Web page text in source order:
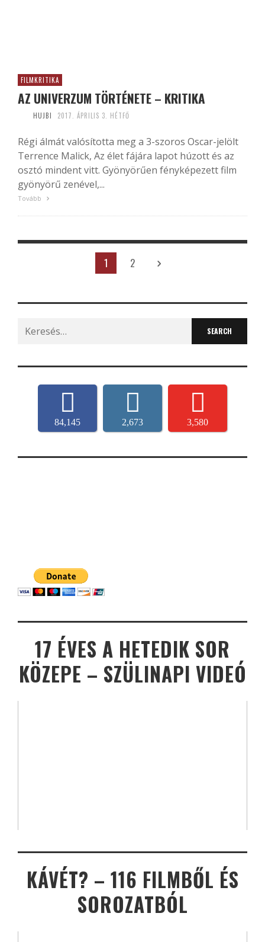
FILMKRITIKA
AZ UNIVERZUM TÖRTÉNETE – KRITIKA
HUJBI 2017. ÁPRILIS 3. HÉTFŐ
Régi álmát valósította meg a 3-szoros Oscar-jelölt
Terrence Malick, Az élet fájára lapot húzott és az
osztó mindent vitt. Gyönyörűen fényképezett film
gyönyörű zenével,...
Tovább
1 2
Search
for:
84,145 2,673 3,580
17 ÉVES A HETEDIK SOR
KÖZEPE – SZÜLINAPI VIDEÓ
KÁVÉT? – 116 FILMBŐL ÉS
SOROZATBÓL